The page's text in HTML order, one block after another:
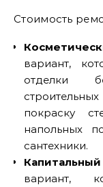
Стоимость
вариант,
отделки
покраску
напольных
сантехники.
вариант,